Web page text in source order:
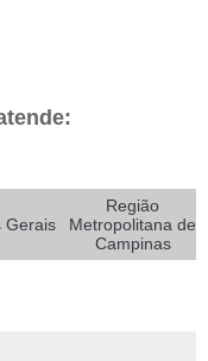
Gerais
Região
Metropolitana de
Campinas